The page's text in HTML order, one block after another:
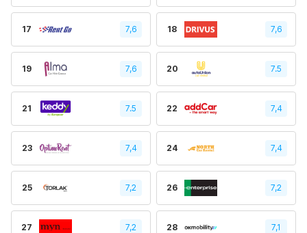
17 7,6 18 7,6
19 7,6 20 7.5
21 7.5 22 7,4
23 7,4 24 7,4
25 7,2 26 7,2
27 7,2 28 7,1